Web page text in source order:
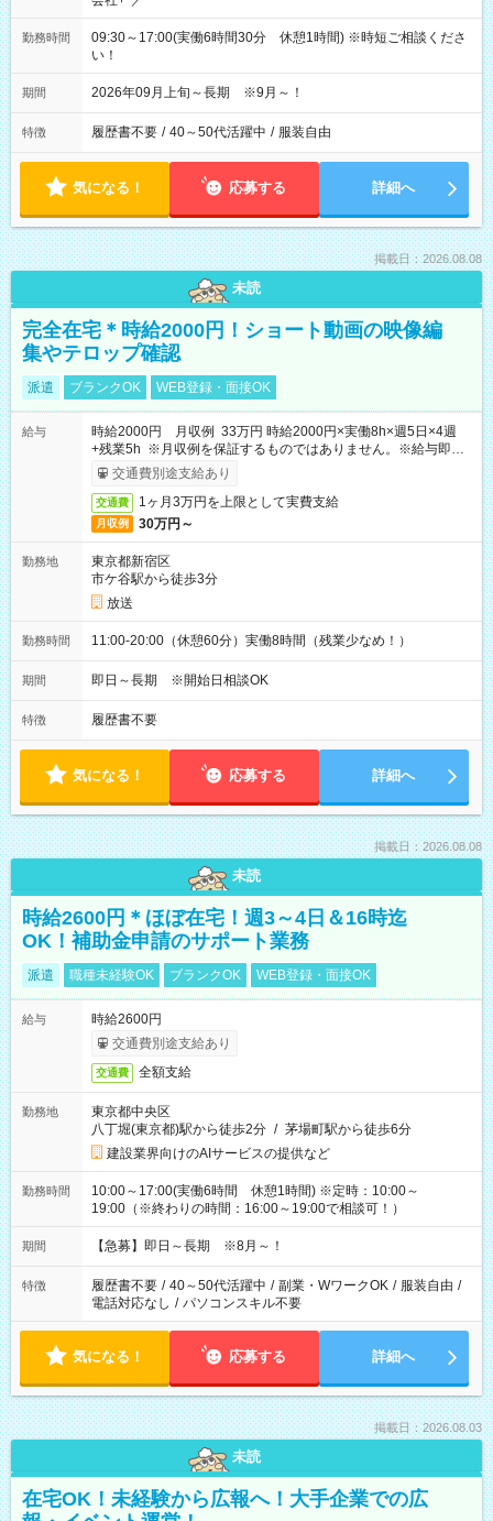
勤務時間
09:30～17:00(実働6時間30分 休憩1時間) ※時短ご相談くださ
い！
期間 2026年09月上旬～長期 ※9月～！
特徴 履歴書不要 / 40～50代活躍中 / 服装自由
気になる！ 応募する 詳細へ
掲載日：2026.08.08
未読
完全在宅＊時給2000円！ショート動画の映像編
集やテロップ確認
派遣 ブランクOK WEB登録・面接OK
給与
時給2000円 月収例 33万円 時給2000円×実働8h×週5日×4週
+残業5h ※月収例を保証するものではありません。※給与即受
取りサービス利用可（利用条件有）
交通費別途支給あり
交通費 1ヶ月3万円を上限として実費支給
月収例 30万円～
勤務地
東京都新宿区
市ケ谷駅から徒歩3分
放送
勤務時間 11:00-20:00（休憩60分）実働8時間（残業少なめ！）
期間 即日～長期 ※開始日相談OK
特徴 履歴書不要
気になる！ 応募する 詳細へ
掲載日：2026.08.08
未読
時給2600円＊ほぼ在宅！週3～4日＆16時迄
OK！補助金申請のサポート業務
派遣 職種未経験OK ブランクOK WEB登録・面接OK
給与
時給2600円
交通費別途支給あり
交通費 全額支給
勤務地
東京都中央区
八丁堀(東京都)駅から徒歩2分 / 茅場町駅から徒歩6分
建設業界向けのAIサービスの提供など
勤務時間
10:00～17:00(実働6時間 休憩1時間) ※定時：10:00～
19:00（※終わりの時間：16:00～19:00で相談可！）
期間 【急募】即日～長期 ※8月～！
特徴 履歴書不要 / 40～50代活躍中 / 副業・WワークOK / 服装自由 /
電話対応なし / パソコンスキル不要
気になる！ 応募する 詳細へ
掲載日：2026.08.03
未読
在宅OK！未経験から広報へ！大手企業での広